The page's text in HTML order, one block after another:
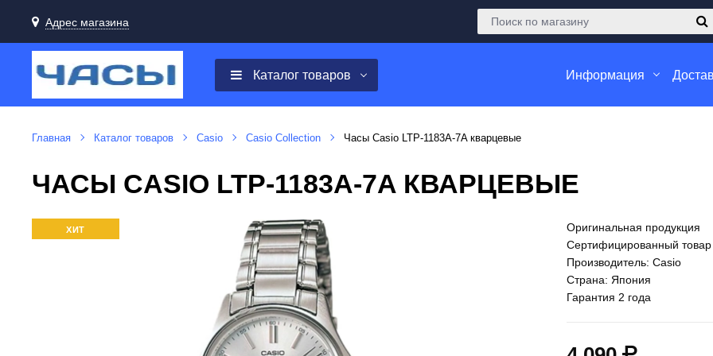
Адрес магазина
Каталог товаров Информация
Главная Каталог товаров Casio Casio Collection Часы Casio LTP-1183A-7A кварцевые
ЧАСЫ CASIO LTP-1183A-7A КВАРЦЕВЫЕ
ХИТ
Оригинальная продукция
Сертифицированный
Производитель: Casio
Страна: Япония
Гарантия 2 года